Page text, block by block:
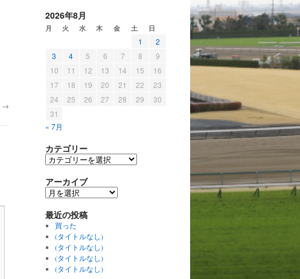
→
2026年8月
月 火 水 木 金 土 日
1
2
3
4 5 6 7 8
9
10
11 12 13 14 15
16
17
18 19 20 21 22
23
24
25 26 27 28 29
30
31
« 7月
カテゴリー
カ
ゴ
リ
アーカイブ
ア
カ
イ
ブ
最近の投稿
買った
(タイトルなし)
(タイトルなし)
(タイトルなし)
(タイトルなし)